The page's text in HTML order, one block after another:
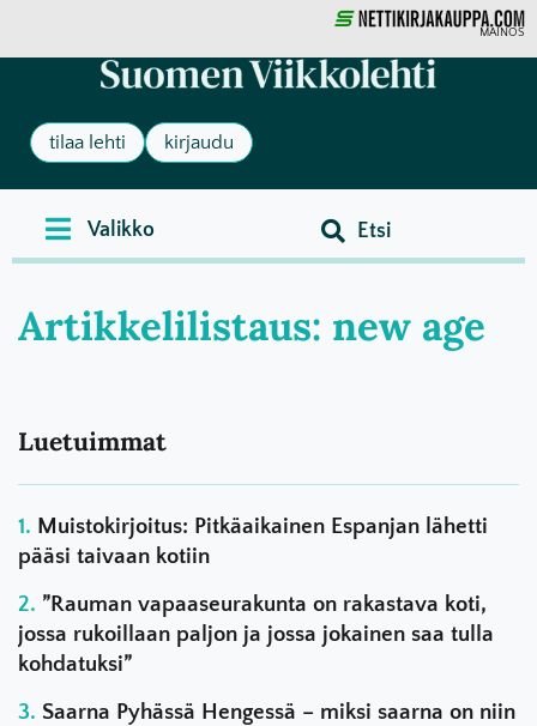
MAINOS
tilaa lehti kirjaudu
Artikkelilistaus: new age
Luetuimmat
Muistokirjoitus: Pitkäaikainen Espanjan lähetti
pääsi taivaan kotiin
”Rauman vapaaseurakunta on rakastava koti,
jossa rukoillaan paljon ja jossa jokainen saa tulla
kohdatuksi”
Saarna Pyhässä Hengessä – miksi saarna on niin